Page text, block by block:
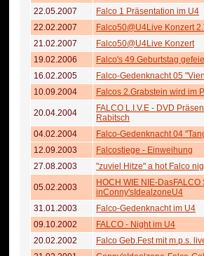
22.05.2007
Falco 1 Präsentation im U4
22.02.2007
Falco50@U4Live Konzert
21.02.2007
Falco50@U4Live Konzert
19.02.2006
Falco's 49.Geburtstag
16.02.2005
Falco-Gedenknacht 05
10.09.2004
Falcos 2.Grabstein wird im
20.04.2004
FALCO L.I.V.E - DVD
Rabitsch
04.02.2004
Falco-Gedenknacht 04
12.09.2003
Falcostiege - Einweihung
27.08.2003
"zuviel Hitze" a hot Falco
05.02.2003
HOCH WIE NIE-DasFALCO
inConny'sIdealzoneU4
31.01.2003
Falco-Gedenknacht im U4
09.10.2002
FALCO - Night im U4
20.02.2002
Falco Geb.Fest mit m.p.s.